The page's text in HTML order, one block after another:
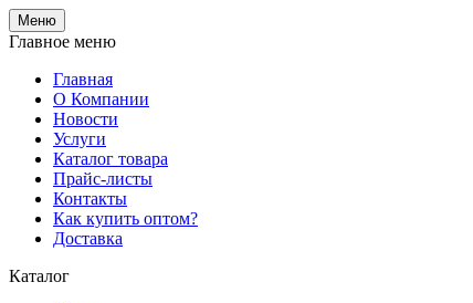
Меню
Главное меню
Главная
О Компании
Новости
Услуги
Каталог товара
Прайс-листы
Контакты
Как купить оптом?
Доставка
Каталог